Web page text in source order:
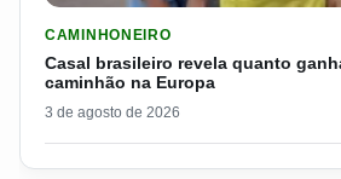
CAMINHONEIRO
Casal brasileiro revela quanto
caminhão na Europa
3 de agosto de 2026